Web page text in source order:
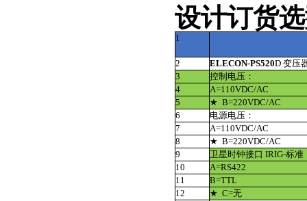
设计订货
1
2 ELECON-PS520D 变压
3
控制电压：
4
A=110VDC/AC
5
★ B=220VDC/AC
6
电源电压：
7
A=110VDC/AC
8
★ B=220VDC/AC
9
卫星时钟接口 IRIG-标准
10
A=RS422
11
B=TTL
12
★ C=无